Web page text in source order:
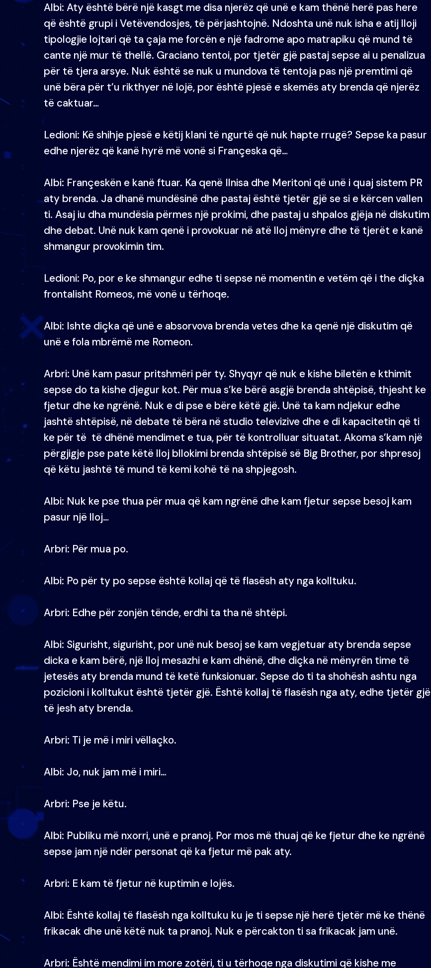
Albi: Aty është bërë një kasgt me disa njerëz që unë e kam thënë herë pas here
që është grupi i Vetëvendosjes, të përjashtojnë. Ndoshta unë nuk isha e atij lloji
tipologjie lojtari që ta çaja me forcën e një fadrome apo matrapiku që mund të
cante një mur të thellë. Graciano tentoi, por tjetër gjë pastaj sepse ai u penalizua
për të tjera arsye. Nuk është se nuk u mundova të tentoja pas një premtimi që
unë bëra për t’u rikthyer në lojë, por është pjesë e skemës aty brenda që njerëz
të caktuar…
Ledioni: Kë shihje pjesë e këtij klani të ngurtë që nuk hapte rrugë? Sepse ka pasur
edhe njerëz që kanë hyrë më vonë si Françeska që…
Albi: Françeskën e kanë ftuar. Ka qenë Ilnisa dhe Meritoni që unë i quaj sistem PR
aty brenda. Ja dhanë mundësinë dhe pastaj është tjetër gjë se si e kërcen vallen
ti. Asaj iu dha mundësia përmes një prokimi, dhe pastaj u shpalos gjëja në diskutim
dhe debat. Unë nuk kam qenë i provokuar në atë lloj mënyre dhe të tjerët e kanë
shmangur provokimin tim.
Ledioni: Po, por e ke shmangur edhe ti sepse në momentin e vetëm që i the diçka
frontalisht Romeos, më vonë u tërhoqe.
Albi: Ishte diçka që unë e absorvova brenda vetes dhe ka qenë një diskutim që
unë e fola mbrëmë me Romeon.
Arbri: Unë kam pasur pritshmëri për ty. Shyqyr që nuk e kishe biletën e kthimit
sepse do ta kishe djegur kot. Për mua s’ke bërë asgjë brenda shtëpisë, thjesht ke
fjetur dhe ke ngrënë. Nuk e di pse e bëre këtë gjë. Unë ta kam ndjekur edhe
jashtë shtëpisë, në debate të bëra në studio televizive dhe e di kapacitetin që ti
ke për të të dhënë mendimet e tua, për të kontrolluar situatat. Akoma s’kam një
përgjigje pse pate këtë lloj bllokimi brenda shtëpisë së Big Brother, por shpresoj
që këtu jashtë të mund të kemi kohë të na shpjegosh.
Albi: Nuk ke pse thua për mua që kam ngrënë dhe kam fjetur sepse besoj kam
pasur një lloj…
Arbri: Për mua po.
Albi: Po për ty po sepse është kollaj që të flasësh aty nga kolltuku.
Arbri: Edhe për zonjën tënde, erdhi ta tha në shtëpi.
Albi: Sigurisht, sigurisht, por unë nuk besoj se kam vegjetuar aty brenda sepse
dicka e kam bërë, një lloj mesazhi e kam dhënë, dhe diçka në mënyrën time të
jetesës aty brenda mund të ketë funksionuar. Sepse do ti ta shohësh ashtu nga
pozicioni i kolltukut është tjetër gjë. Është kollaj të flasësh nga aty, edhe tjetër gjë
të jesh aty brenda.
Arbri: Ti je më i miri vëllaçko.
Albi: Jo, nuk jam më i miri…
Arbri: Pse je këtu.
Albi: Publiku më nxorri, unë e pranoj. Por mos më thuaj që ke fjetur dhe ke ngrënë
sepse jam një ndër personat që ka fjetur më pak aty.
Arbri: E kam të fjetur në kuptimin e lojës.
Albi: Është kollaj të flasësh nga kolltuku ku je ti sepse një herë tjetër më ke thënë
frikacak dhe unë këtë nuk ta pranoj. Nuk e përcakton ti sa frikacak jam unë.
Arbri: Është mendimi im more zotëri, ti u tërhoqe nga diskutimi që kishe me